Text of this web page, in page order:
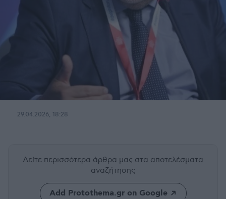
29.04.2026, 18:28
Δείτε περισσότερα άρθρα μας στα αποτελέσματα
αναζήτησης
Add Protothema.gr on Google